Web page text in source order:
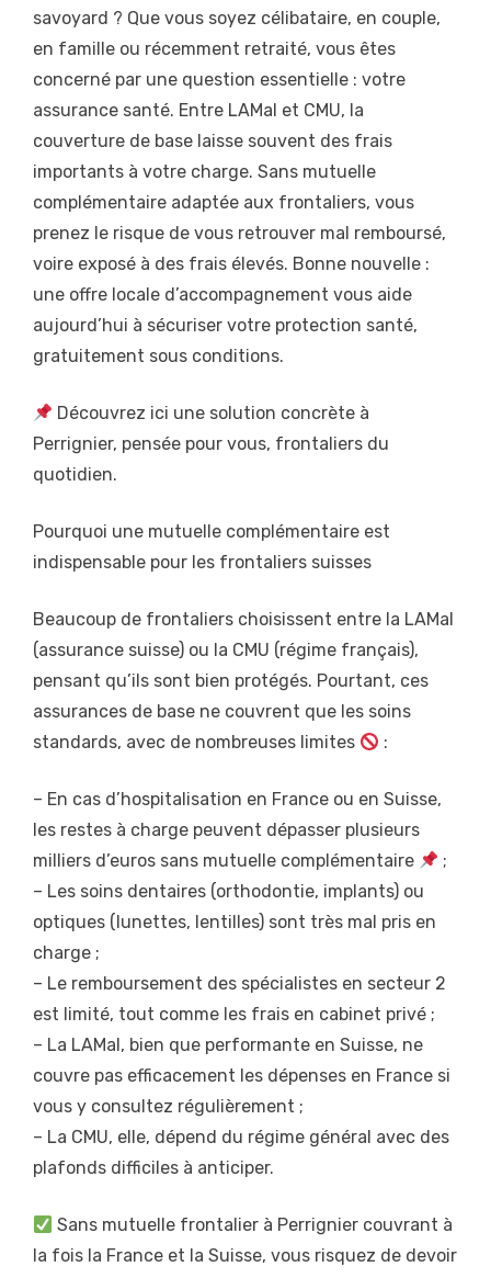
savoyard ? Que vous soyez célibataire, en couple,
en famille ou récemment retraité, vous êtes
concerné par une question essentielle : votre
assurance santé. Entre LAMal et CMU, la
couverture de base laisse souvent des frais
importants à votre charge. Sans mutuelle
complémentaire adaptée aux frontaliers, vous
prenez le risque de vous retrouver mal remboursé,
voire exposé à des frais élevés. Bonne nouvelle :
une offre locale d’accompagnement vous aide
aujourd’hui à sécuriser votre protection santé,
gratuitement sous conditions.
Découvrez ici une solution concrète à
Perrignier, pensée pour vous, frontaliers du
quotidien.
Pourquoi une mutuelle complémentaire est
indispensable pour les frontaliers suisses
Beaucoup de frontaliers choisissent entre la LAMal
(assurance suisse) ou la CMU (régime français),
pensant qu’ils sont bien protégés. Pourtant, ces
assurances de base ne couvrent que les soins
standards, avec de nombreuses limites
:
– En cas d’hospitalisation en France ou en Suisse,
les restes à charge peuvent dépasser plusieurs
milliers d’euros sans mutuelle complémentaire
;
– Les soins dentaires (orthodontie, implants) ou
optiques (lunettes, lentilles) sont très mal pris en
charge ;
– Le remboursement des spécialistes en secteur 2
est limité, tout comme les frais en cabinet privé ;
– La LAMal, bien que performante en Suisse, ne
couvre pas efficacement les dépenses en France si
vous y consultez régulièrement ;
– La CMU, elle, dépend du régime général avec des
plafonds difficiles à anticiper.
Sans mutuelle frontalier à Perrignier couvrant à
la fois la France et la Suisse, vous risquez de devoir